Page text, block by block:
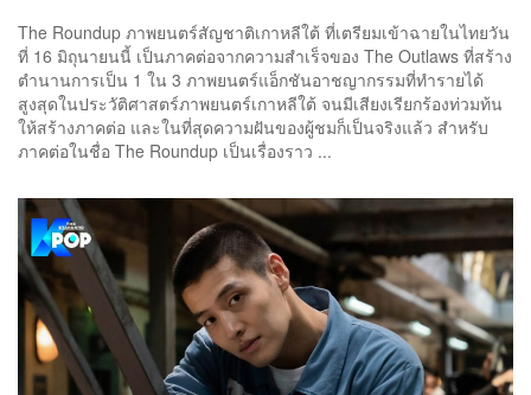
The Roundup ภาพยนตร์สัญชาติเกาหลีใต้ ที่เตรียมเข้าฉายในไทยวัน
ที่ 16 มิถุนายนนี้ เป็นภาคต่อจากความสำเร็จของ The Outlaws ที่สร้าง
ตำนานการเป็น 1 ใน 3 ภาพยนตร์แอ็กชันอาชญากรรมที่ทำรายได้
สูงสุดในประวัติศาสตร์ภาพยนตร์เกาหลีใต้ จนมีเสียงเรียกร้องท่วมท้น
ให้สร้างภาคต่อ และในที่สุดความฝันของผู้ชมก็เป็นจริงแล้ว สำหรับ
ภาคต่อในชื่อ The Roundup เป็นเรื่องราว ...